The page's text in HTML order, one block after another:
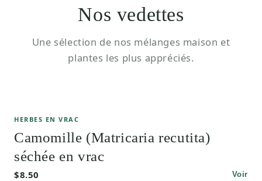
Nos vedettes
Une sélection de nos mélanges maison et
plantes les plus appréciés.
HERBES EN VRAC
Camomille (Matricaria recutita)
séchée en vrac
$8.50 Voir